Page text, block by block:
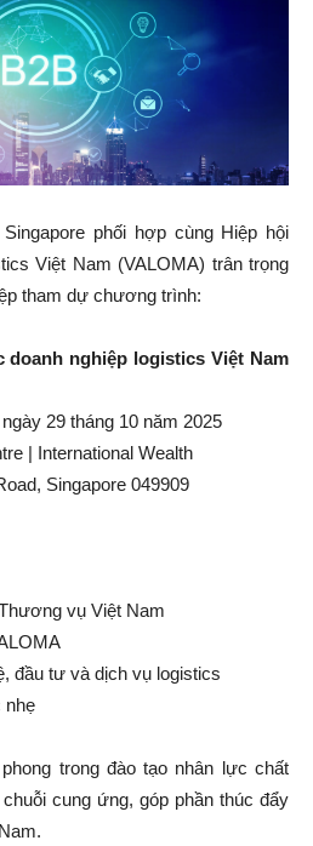
phối hợp cùng Hiệp hội
Việt Nam (VALOMA) trân trọng
tham dự chương trình:
nghiệp logistics Việt Nam
29 tháng 10 năm 2025
| International Wealth
Singapore 049909
vụ Việt Nam
đầu tư và dịch vụ logistics
nhẹ
trong đào tạo nhân lực chất
cung ứng, góp phần thúc đẩy